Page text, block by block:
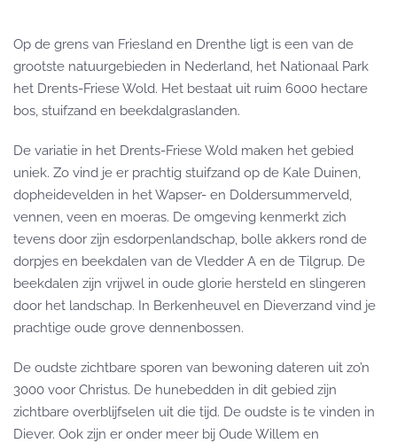
Op de grens van Friesland en Drenthe ligt is een van de
grootste natuurgebieden in Nederland, het Nationaal Park
het Drents-Friese Wold. Het bestaat uit ruim 6000 hectare
bos, stuifzand en beekdalgraslanden.
De variatie in het Drents-Friese Wold maken het gebied
uniek. Zo vind je er prachtig stuifzand op de Kale Duinen,
dopheidevelden in het Wapser- en Doldersummerveld,
vennen, veen en moeras. De omgeving kenmerkt zich
tevens door zijn esdorpenlandschap, bolle akkers rond de
dorpjes en beekdalen van de Vledder A en de Tilgrup. De
beekdalen zijn vrijwel in oude glorie hersteld en slingeren
door het landschap. In Berkenheuvel en Dieverzand vind je
prachtige oude grove dennenbossen.
De oudste zichtbare sporen van bewoning dateren uit zo’n
3000 voor Christus. De hunebedden in dit gebied zijn
zichtbare overblijfselen uit die tijd. De oudste is te vinden in
Diever. Ook zijn er onder meer bij Oude Willem en